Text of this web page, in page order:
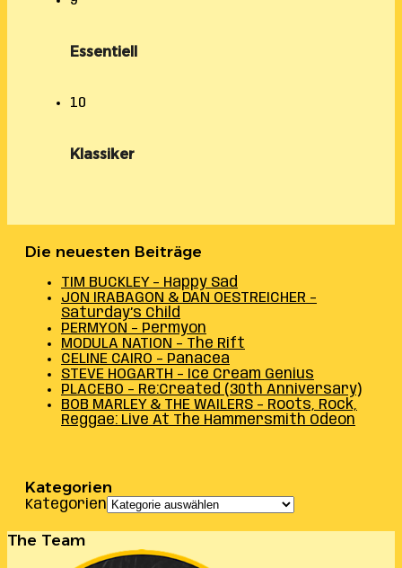
Essentiell
10
Klassiker
Die neuesten Beiträge
TIM BUCKLEY – Happy Sad
JON IRABAGON & DAN OESTREICHER –
Saturday’s Child
PERMYON – Permyon
MODULA NATION – The Rift
CELINE CAIRO – Panacea
STEVE HOGARTH – Ice Cream Genius
PLACEBO – Re:Created (30th Anniversary)
BOB MARLEY & THE WAILERS – Roots, Rock,
Reggae: Live At The Hammersmith Odeon
Kategorien
Kategorien
The Team